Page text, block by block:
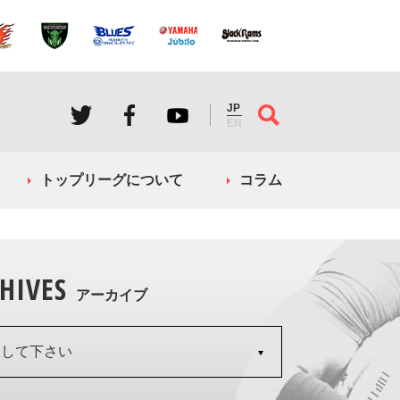
JP
EN
トップリーグについて コラム
アーカイブ
て下さい